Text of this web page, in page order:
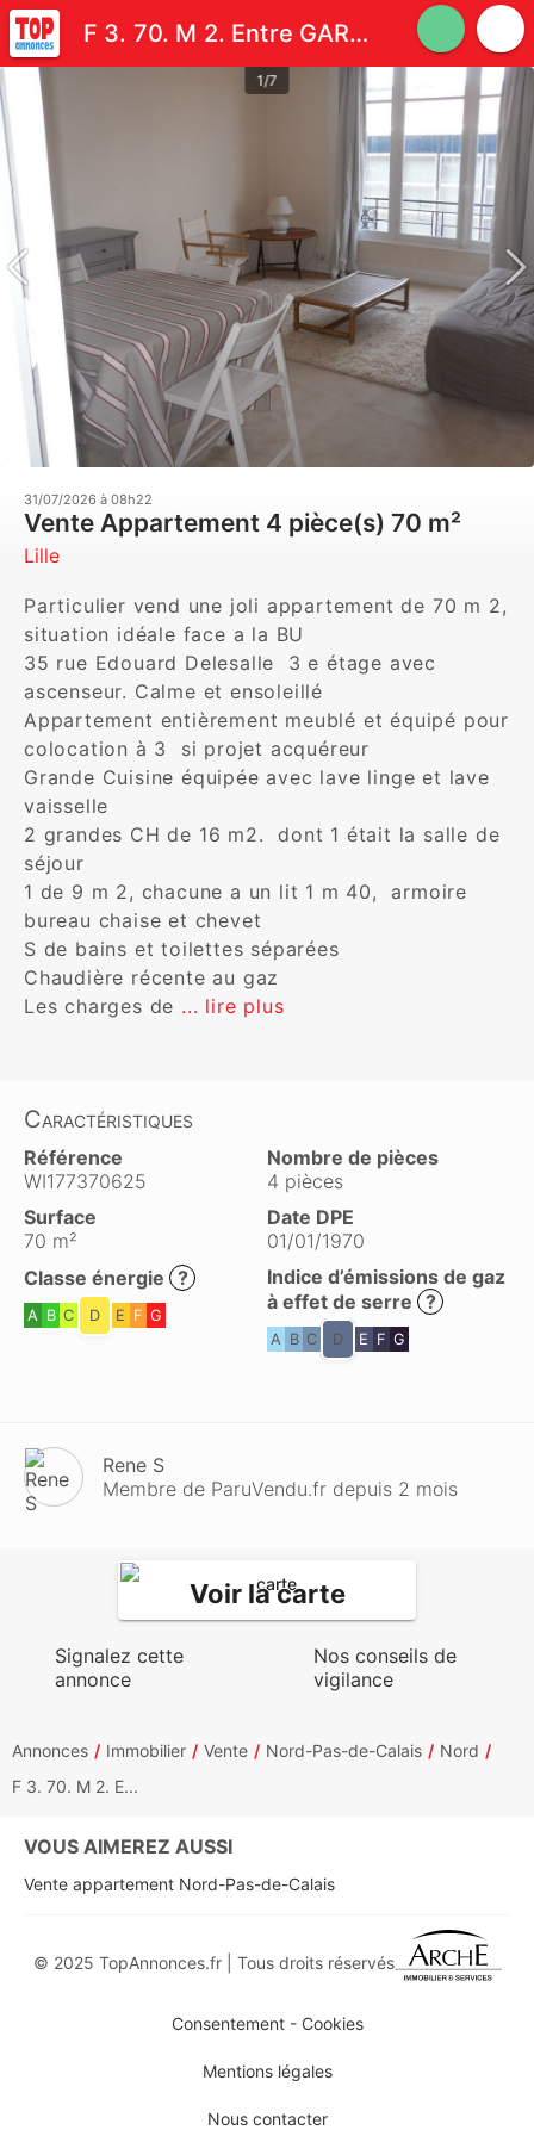
F 3. 70. M 2. Entre GARE et REPUBLIQUE - LILLE CENTRE
1/7
31/07/2026 à 08h22
Vente Appartement 4 pièce(s) 70 m²
Lille
Particulier vend une joli appartement de 70 m 2,
situation idéale face a la BU
35 rue Edouard Delesalle  3 e étage avec
ascenseur. Calme et ensoleillé
Appartement entièrement meublé et équipé pour
colocation à 3  si projet acquéreur
Grande Cuisine équipée avec lave linge et lave
vaisselle
2 grandes CH de 16 m2.  dont 1 était la salle de
séjour
1 de 9 m 2, chacune a un lit 1 m 40,  armoire
bureau chaise et chevet
S de bains et toilettes séparées
Chaudière récente au gaz
Les charges de ... lire plus
Caractéristiques
Référence
WI177370625
Nombre de pièces
4 pièces
Surface
70 m²
Date DPE
01/01/1970
Classe énergie ?
A B C D E F G
Indice d’émissions de gaz
à effet de serre ?
A B C D E F G
Rene S
Membre de ParuVendu.fr depuis 2 mois
Voir la carte
Signalez cette
annonce
Nos conseils de
vigilance
Annonces Immobilier Vente Nord-Pas-de-Calais
Nord
F 3. 70. M 2. E...
VOUS AIMEREZ AUSSI
Vente appartement Nord-Pas-de-Calais
© 2025 TopAnnonces.fr | Tous droits réservés
Consentement - Cookies
Mentions légales
Nous contacter